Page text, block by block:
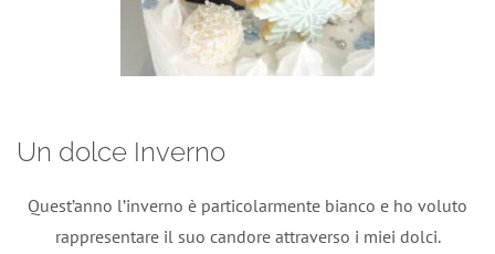
Un dolce Inverno
Quest’anno l’inverno è particolarmente bianco e ho voluto
rappresentare il suo candore attraverso i miei dolci.